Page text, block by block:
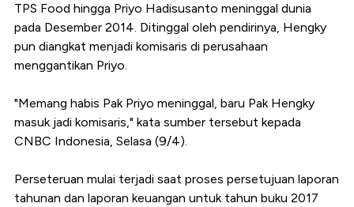
TPS Food hingga Priyo Hadisusanto meninggal dunia
pada Desember 2014. Ditinggal oleh pendirinya, Hengky
pun diangkat menjadi komisaris di perusahaan
menggantikan Priyo.
"Memang habis Pak Priyo meninggal, baru Pak Hengky
masuk jadi komisaris," kata sumber tersebut kepada
CNBC Indonesia, Selasa (9/4).
Perseteruan mulai terjadi saat proses persetujuan laporan
tahunan dan laporan keuangan untuk tahun buku 2017